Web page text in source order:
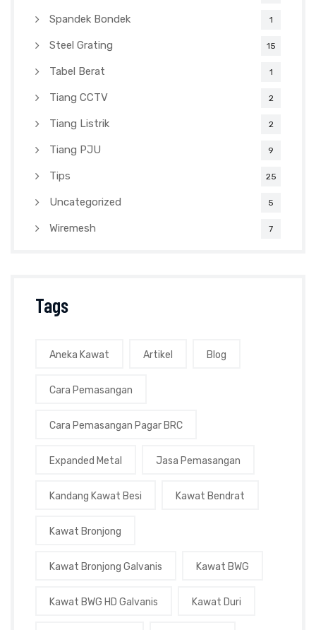
Spandek Bondek 1
Steel Grating 15
Tabel Berat 1
Tiang CCTV 2
Tiang Listrik 2
Tiang PJU 9
Tips 25
Uncategorized 5
Wiremesh 7
Tags
Aneka Kawat Artikel Blog
Cara Pemasangan
Cara Pemasangan Pagar BRC
Expanded Metal Jasa Pemasangan
Kandang Kawat Besi Kawat Bendrat
Kawat Bronjong
Kawat Bronjong Galvanis Kawat BWG
Kawat BWG HD Galvanis Kawat Duri